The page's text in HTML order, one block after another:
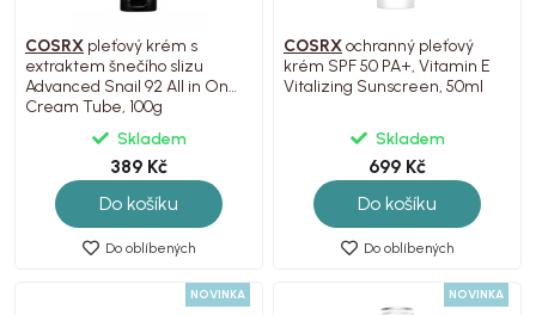
COSRX pleťový krém s
extraktem šnečího slizu
Advanced Snail 92 All in One
Cream Tube, 100g
Skladem
389 Kč
Do košíku
Do oblíbených
COSRXochranný pleťový
krém SPF 50 PA+, Vitamin E
Vitalizing Sunscreen, 50ml
Skladem
699 Kč
Do košíku
Do oblíbených
NOVINKA NOVINKA